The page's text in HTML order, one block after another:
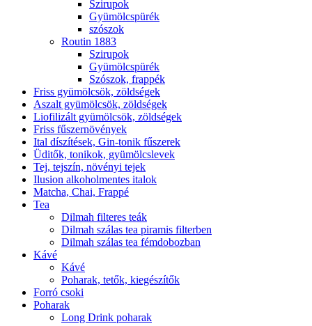
Szirupok
Gyümölcspürék
szószok
Routin 1883
Szirupok
Gyümölcspürék
Szószok, frappék
Friss gyümölcsök, zöldségek
Aszalt gyümölcsök, zöldségek
Liofilizált gyümölcsök, zöldségek
Friss fűszernövények
Ital díszítések, Gin-tonik fűszerek
Üditők, tonikok, gyümölcslevek
Tej, tejszín, növényi tejek
Ilusion alkoholmentes italok
Matcha, Chai, Frappé
Tea
Dilmah filteres teák
Dilmah szálas tea piramis filterben
Dilmah szálas tea fémdobozban
Kávé
Kávé
Poharak, tetők, kiegészítők
Forró csoki
Poharak
Long Drink poharak